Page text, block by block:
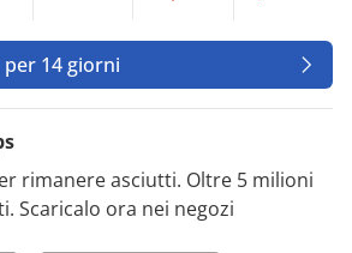
14 giorni
rimanere asciutti. Oltre 5 milioni
Scaricalo ora nei negozi